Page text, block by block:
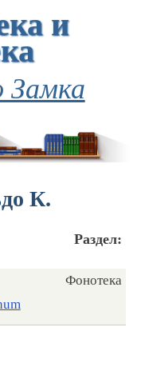
и
Замка
К.
Раздел:
Фонотека